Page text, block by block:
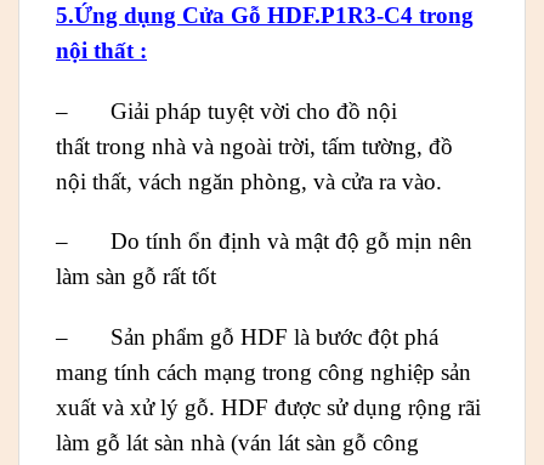
5.Ứng dụng Cửa Gỗ HDF.P1R3-C4 trong
nội thất :
– Giải pháp tuyệt vời cho đồ nội
thất trong nhà và ngoài trời, tấm tường, đồ
nội thất, vách ngăn phòng, và cửa ra vào.
– Do tính ổn định và mật độ gỗ mịn nên
làm sàn gỗ rất tốt
– Sản phẩm gỗ HDF là bước đột phá
mang tính cách mạng trong công nghiệp sản
xuất và xử lý gỗ. HDF được sử dụng rộng rãi
làm gỗ lát sàn nhà (ván lát sàn gỗ công